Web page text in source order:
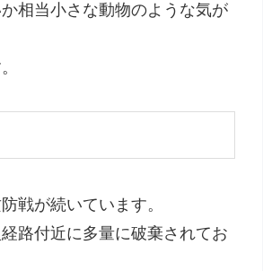
相当小さな動物のような気が
戦が続いています。
路付近に多量に破棄されてお